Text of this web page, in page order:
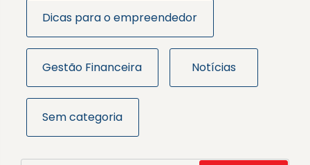
Dicas para o empreendedor
Gestão Financeira Notícias
Sem categoria